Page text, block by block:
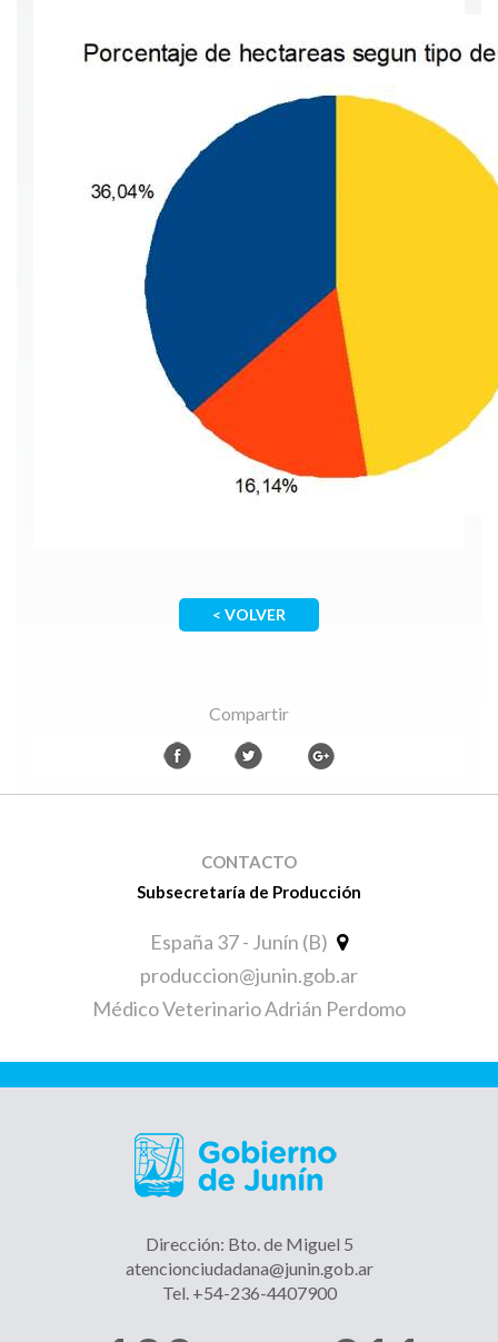
< VOLVER
Compartir
CONTACTO
Subsecretaría de Producción
España 37 - Junín (B)
produccion@junin.gob.ar
Médico Veterinario Adrián Perdomo
Dirección: Bto. de Miguel 5
atencionciudadana@junin.gob.ar
Tel. +54-236-4407900